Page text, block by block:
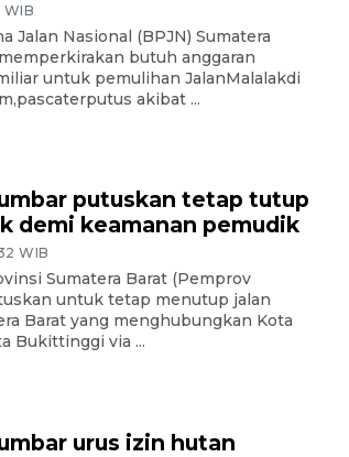
WIB
Jalan Nasional (BPJN) Sumatera
butuh anggaran
untuk pemulihan JalanMalalakdi
akibat ...
putuskan tetap tutup
demi keamanan pemudik
WIB
Sumatera Barat (Pemprov
untuk tetap menutup jalan
Barat yang menghubungkan Kota
Bukittinggi via ...
urus izin hutan